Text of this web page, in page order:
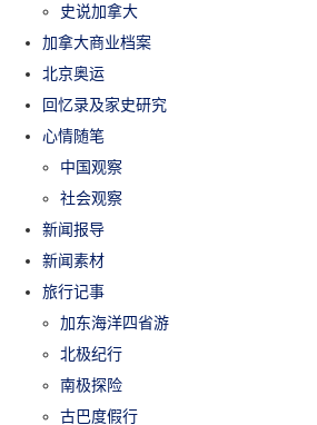
史说加拿大
加拿大商业档案
北京奥运
回忆录及家史研究
心情随笔
中国观察
社会观察
新闻报导
新闻素材
旅行记事
加东海洋四省游
北极纪行
南极探险
古巴度假行